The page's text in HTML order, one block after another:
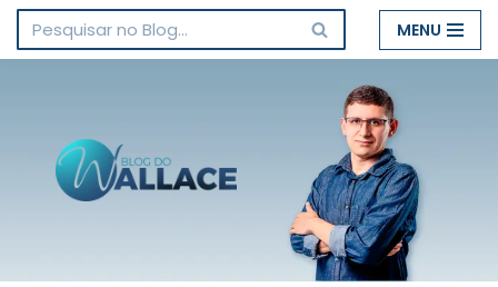
Pular
conteúdo
MENU